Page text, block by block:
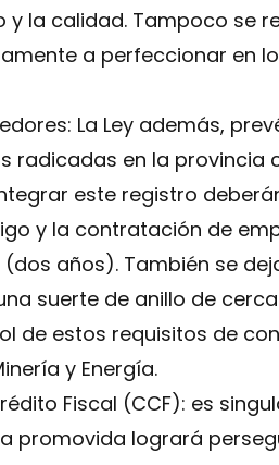
la calidad. Tampoco se
a perfeccionar en
La Ley además,
radicadas en la
este registro
y la contratación de
(dos años). También se
suerte de anillo de
de estos requisitos de
y Energía.
Fiscal (CCF): es
promovida logrará